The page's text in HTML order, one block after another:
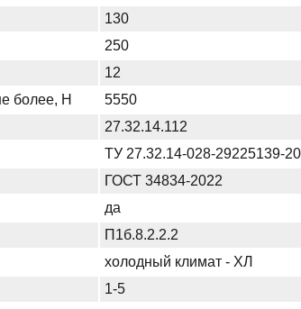
130
250
12
более, Н
5550
27.32.14.112
ТУ 27.32.14-028-29225139-
ГОСТ 34834-2022
да
П1б.8.2.2.2
холодный климат - ХЛ
1-5